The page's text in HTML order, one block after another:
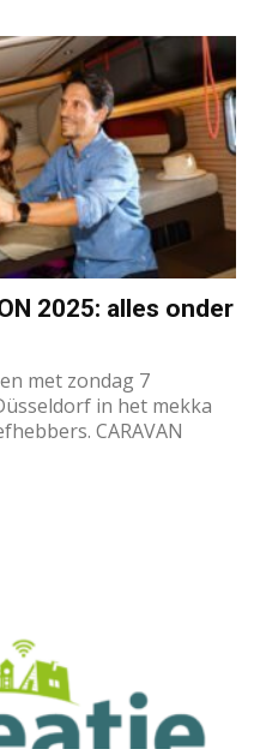
2025: alles onder
met zondag 7
in het mekka
CARAVAN